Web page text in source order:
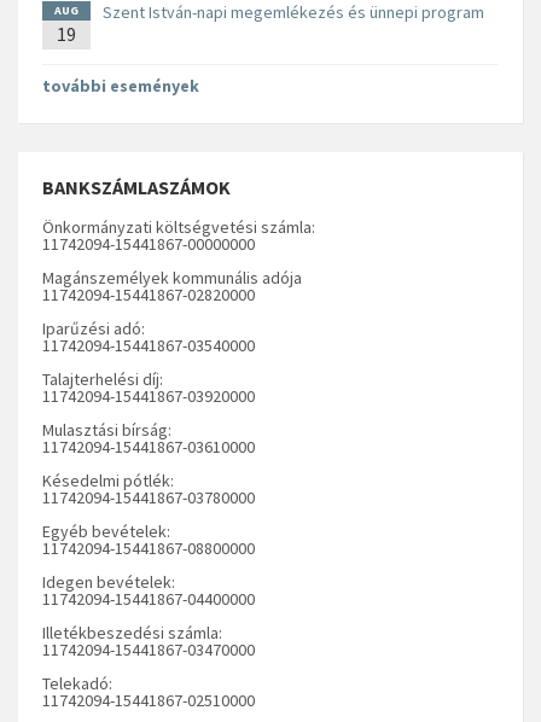
AUG
19
Szent István-napi megemlékezés és ünnepi program
további események
BANKSZÁMLASZÁMOK
Önkormányzati költségvetési számla:
11742094-15441867-00000000
Magánszemélyek kommunális adója
11742094-15441867-02820000
Iparűzési adó:
11742094-15441867-03540000
Talajterhelési díj:
11742094-15441867-03920000
Mulasztási bírság:
11742094-15441867-03610000
Késedelmi pótlék:
11742094-15441867-03780000
Egyéb bevételek:
11742094-15441867-08800000
Idegen bevételek:
11742094-15441867-04400000
Illetékbeszedési számla:
11742094-15441867-03470000
Telekadó:
11742094-15441867-02510000